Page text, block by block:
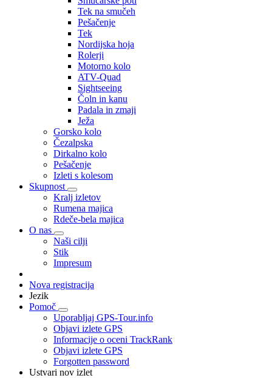
Tek na smučeh
Pešačenje
Tek
Nordijska hoja
Rolerji
Motorno kolo
ATV-Quad
Sightseeing
Čoln in kanu
Padala in zmaji
Ježa
Gorsko kolo
Čezalpska
Dirkalno kolo
Pešačenje
Izleti s kolesom
Skupnost
Kralj izletov
Rumena majica
Rdeče-bela majica
O nas
Naši cilji
Stik
Impresum
Nova registracija
Jezik
Pomoč
Uporabljaj GPS-Tour.info
Objavi izlete GPS
Informacije o oceni TrackRank
Objavi izlete GPS
Forgotten password
Ustvari nov izlet